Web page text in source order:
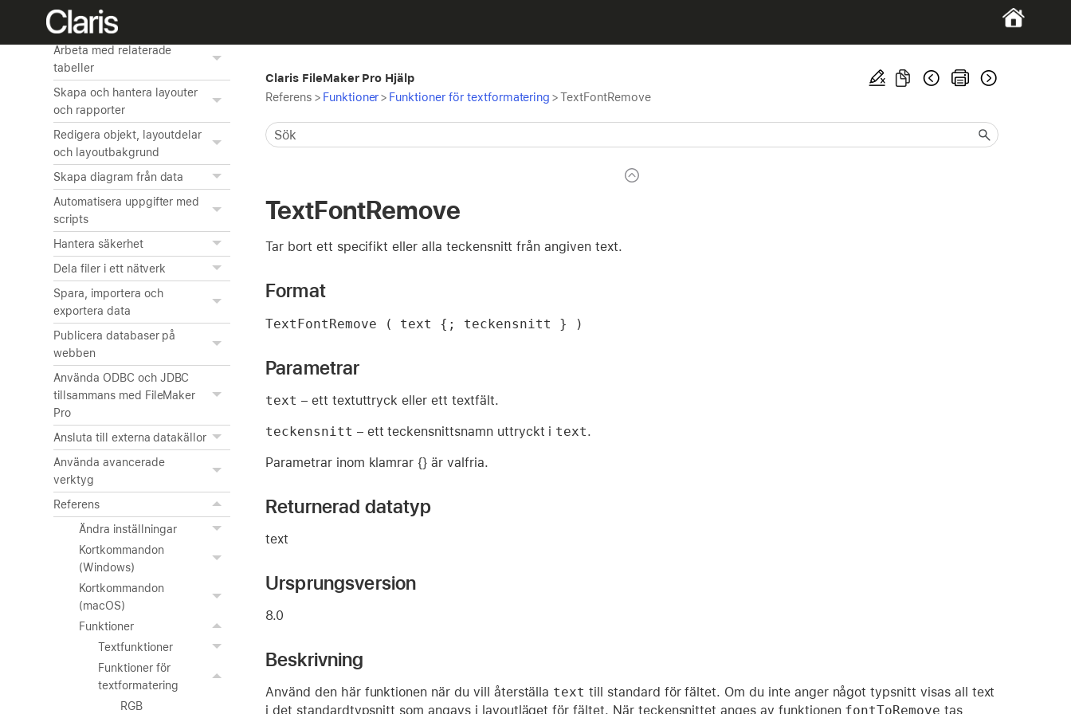
Skapa en anpassad app
Arbeta med relaterade
tabeller
Skapa och hantera layouter
och rapporter
Redigera objekt, layoutdelar
och layoutbakgrund
Skapa diagram från data
Automatisera uppgifter med
scripts
Hantera säkerhet
Dela filer i ett nätverk
Spara, importera och
exportera data
Publicera databaser på
webben
Använda ODBC och JDBC
tillsammans med FileMaker
Pro
Ansluta till externa datakällor
Använda avancerade
verktyg
Referens
Ändra inställningar
Kortkommandon
(Windows)
Kortkommandon
(macOS)
Funktioner
Textfunktioner
Funktioner för
textformatering
RGB
Claris FileMaker Pro Hjälp
Referens > Funktioner> Funktioner för textformatering >TextFontRemove
TextFontRemove
Tar bort ett specifikt eller alla teckensnitt från angiven text.
Format
TextFontRemove ( text {; teckensnitt } )
Parametrar
text – ett textuttryck eller ett textfält.
teckensnitt – ett teckensnittsnamn uttryckt i text.
Parametrar inom klamrar {} är valfria.
Returnerad datatyp
text
Ursprungsversion
8.0
Beskrivning
Använd den här funktionen när du vill återställa text till standard för fältet. Om du inte anger något typsnitt visas all text
i det standardtypsnitt som angavs i layoutläget för fältet. När teckensnittet anges av funktionen fontToRemove tas